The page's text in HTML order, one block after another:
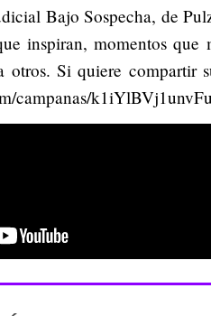
Bajo Sospecha, de
inspiran, momentos
otros. Si quiere compartir
campanas/